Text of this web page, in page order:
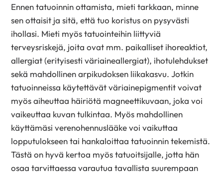
Ennen tatuoinnin ottamista, mieti tarkkaan, minne
sen ottaisit ja sitä, että tuo koristus on pysyvästi
ihollasi. Mieti myös tatuointeihin liittyviä
terveysriskejä, joita ovat mm. paikalliset ihoreaktiot,
allergiat (erityisesti väriaineallergiat), ihotulehdukset
sekä mahdollinen arpikudoksen liikakasvu. Jotkin
tatuoinneissa käytettävät väriainepigmentit voivat
myös aiheuttaa häiriötä magneettikuvaan, joka voi
vaikeuttaa kuvan tulkintaa. Myös mahdollinen
käyttämäsi verenohennuslääke voi vaikuttaa
lopputulokseen tai hankaloittaa tatuoinnin tekemistä.
Tästä on hyvä kertoa myös tatuoitsijalle, jotta hän
osaa tarvittaessa varautua tavallista suurempaan